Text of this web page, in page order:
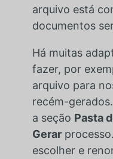
arquivo está
documentos
Há muitas
fazer, por
arquivo para
recém-
a seção Pasta
Gerar
escolher e